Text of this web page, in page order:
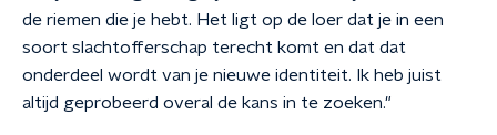
de riemen die je hebt. Het ligt op de loer dat je in een
soort slachtofferschap terecht komt en dat dat
onderdeel wordt van je nieuwe identiteit. Ik heb juist
altijd geprobeerd overal de kans in te zoeken."